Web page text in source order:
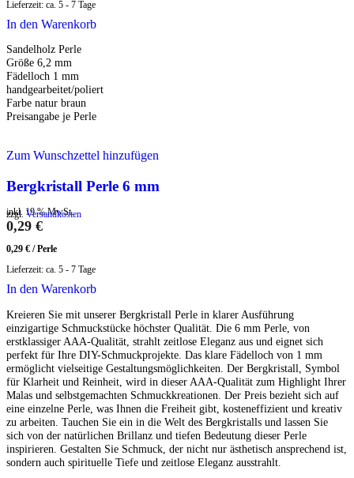
Lieferzeit: ca. 5 - 7 Tage
In den Warenkorb
Sandelholz Perle
Größe 6,2 mm
Fädelloch 1 mm
handgearbeitet/poliert
Farbe natur braun
Preisangabe je Perle
Zum Wunschzettel hinzufügen
Bergkristall Perle 6 mm
inkl. 19 % MwSt.
zzgl. Versandkosten
0,29 €
0,29 € /Perle
Lieferzeit: ca. 5 - 7 Tage
In den Warenkorb
Kreieren Sie mit unserer Bergkristall Perle in klarer Ausführung
einzigartige Schmuckstücke höchster Qualität. Die 6 mm Perle, von
erstklassiger AAA-Qualität, strahlt zeitlose Eleganz aus und eignet sich
perfekt für Ihre DIY-Schmuckprojekte. Das klare Fädelloch von 1 mm
ermöglicht vielseitige Gestaltungsmöglichkeiten. Der Bergkristall, Symbol
für Klarheit und Reinheit, wird in dieser AAA-Qualität zum Highlight Ihrer
Malas und selbstgemachten Schmuckkreationen. Der Preis bezieht sich auf
eine einzelne Perle, was Ihnen die Freiheit gibt, kosteneffizient und kreativ
zu arbeiten. Tauchen Sie ein in die Welt des Bergkristalls und lassen Sie
sich von der natürlichen Brillanz und tiefen Bedeutung dieser Perle
inspirieren. Gestalten Sie Schmuck, der nicht nur ästhetisch ansprechend ist,
sondern auch spirituelle Tiefe und zeitlose Eleganz ausstrahlt.